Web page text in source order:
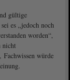
gültige
es „jedoch noch
worden“,
nicht
Fachwissen würde